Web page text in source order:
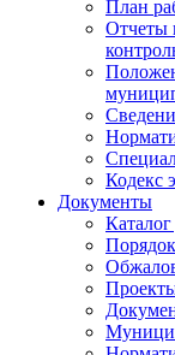
План
Отчеты
Кодекс
Документы